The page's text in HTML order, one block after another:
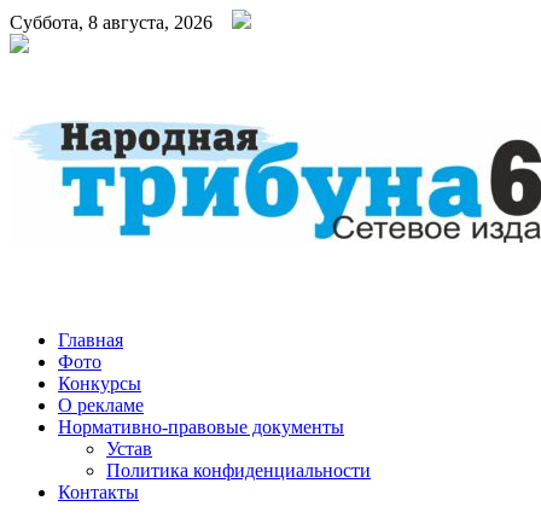
Суббота, 8 августа, 2026
Народная трибуна
Калининская районная газета
Главная
Фото
Конкурсы
О рекламе
Нормативно-правовые документы
Устав
Политика конфиденциальности
Контакты